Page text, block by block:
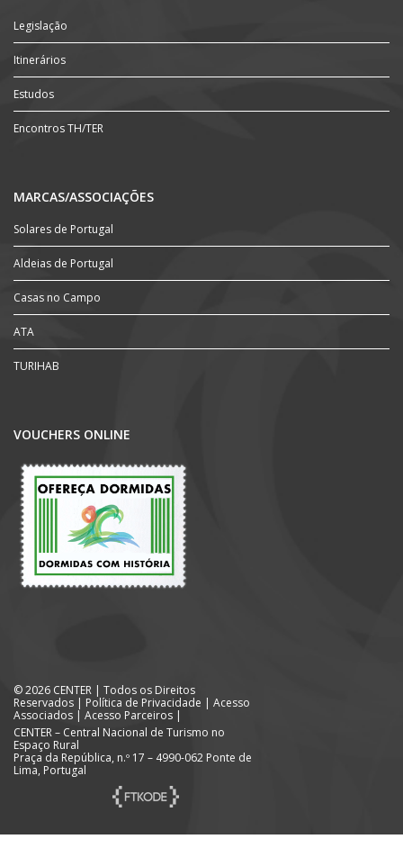
Legislação
Itinerários
Estudos
Encontros TH/TER
MARCAS/ASSOCIAÇÕES
Solares de Portugal
Aldeias de Portugal
Casas no Campo
ATA
TURIHAB
VOUCHERS ONLINE
© 2026 CENTER | Todos os Direitos
Reservados | Política de Privacidade | Acesso
Associados | Acesso Parceiros |
CENTER – Central Nacional de Turismo no
Espaço Rural
Praça da República, n.º 17 – 4990-062 Ponte de
Lima, Portugal